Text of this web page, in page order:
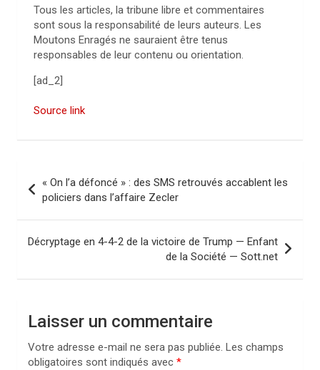
Tous les articles, la tribune libre et commentaires
sont sous la responsabilité de leurs auteurs. Les
Moutons Enragés ne sauraient être tenus
responsables de leur contenu ou orientation.
[ad_2]
Source link
v
a
« On l’a défoncé » : des SMS retrouvés accablent les
policiers dans l’affaire Zecler
Décryptage en 4-4-2 de la victoire de Trump — Enfant
de la Société — Sott.net
Laisser un commentaire
Votre adresse e-mail ne sera pas publiée. Les champs
obligatoires sont indiqués avec *